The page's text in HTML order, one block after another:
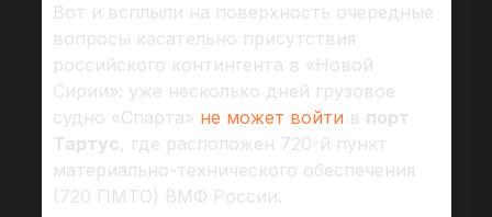
Вот и всплыли на поверхность очередные
вопросы касательно присутствия
российского контингента в «Новой
Сирии»: уже несколько дней грузовое
судно «Спарта» не может войти в порт
Тартус, где расположен 720-й пункт
материально-технического обеспечения
(720 ПМТО) ВМФ России.